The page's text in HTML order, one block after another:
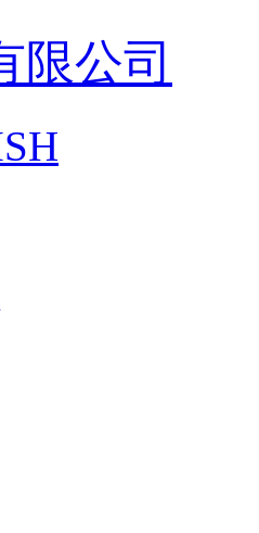
限公司